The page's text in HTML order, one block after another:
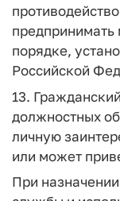
порядке,
Российской
13.
должностных
личную
или может
При